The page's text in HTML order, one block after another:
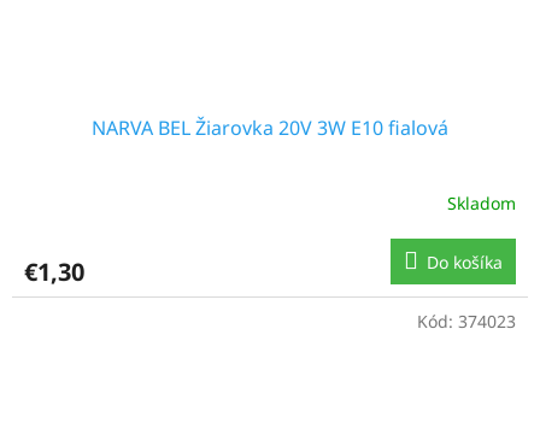
NARVA BEL Žiarovka 20V 3W E10 fialová
Skladom
€1,30 Do košíka
Kód: 374023